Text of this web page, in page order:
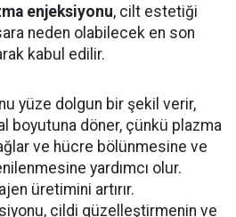
enjeksiyonu, cilt estetiği
neden olabilecek en son
kabul edilir.
yüze dolgun bir şekil verir,
boyutuna döner, çünkü plazma
ve hücre bölünmesine ve
yardımcı olur.
üretimini artırır.
cildi güzelleştirmenin ve